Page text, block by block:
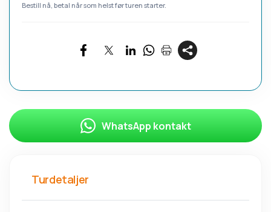
Turdetaljer
Bestill nå, betal når som helst før turen starter.
WhatsApp kontakt